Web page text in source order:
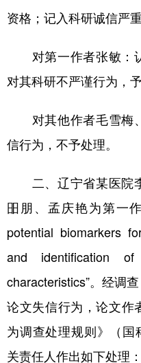
资格；记入科研诚信严
对第一作者张敏：认
对其科研不严谨行为，
对其他作者毛雪梅、
信行为，不予处理。
二、辽宁省某医院李
昍朋、孟庆艳为第一
potential biomarkers
and identification
characteristics”。经调
论文失信行为，论文作
为调查处理规则》（国
关责任人作出如下处理：